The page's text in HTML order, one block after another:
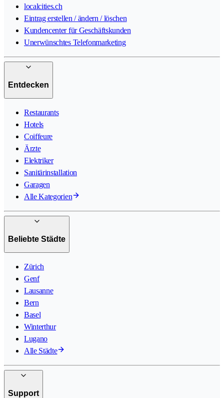
localcities.ch
Eintrag erstellen / ändern / löschen
Kundencenter für Geschäftskunden
Unerwünschtes Telefonmarketing
Entdecken
Restaurants
Hotels
Coiffeure
Ärzte
Elektriker
Sanitärinstallation
Garagen
Alle Kategorien
Beliebte Städte
Zürich
Genf
Lausanne
Bern
Basel
Winterthur
Lugano
Alle Städte
Support